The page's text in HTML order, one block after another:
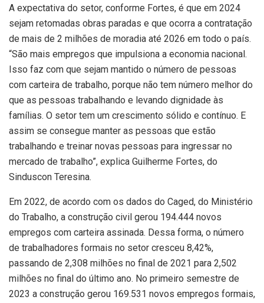
A expectativa do setor, conforme Fortes, é que em 2024
sejam retomadas obras paradas e que ocorra a contratação
de mais de 2 milhões de moradia até 2026 em todo o país.
“São mais empregos que impulsiona a economia nacional.
Isso faz com que sejam mantido o número de pessoas
com carteira de trabalho, porque não tem número melhor do
que as pessoas trabalhando e levando dignidade às
famílias. O setor tem um crescimento sólido e contínuo. E
assim se consegue manter as pessoas que estão
trabalhando e treinar novas pessoas para ingressar no
mercado de trabalho”, explica Guilherme Fortes, do
Sinduscon Teresina.
Em 2022, de acordo com os dados do Caged, do Ministério
do Trabalho, a construção civil gerou 194.444 novos
empregos com carteira assinada. Dessa forma, o número
de trabalhadores formais no setor cresceu 8,42%,
passando de 2,308 milhões no final de 2021 para 2,502
milhões no final do último ano. No primeiro semestre de
2023 a construção gerou 169.531 novos empregos formais,